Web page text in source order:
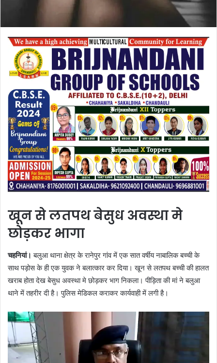
खून से लतपथ बेसुध अवस्था मे
छोड़कर भागा
चहनियां। बलुआ थाना क्षेत्र के रानेपुर गांव में एक सात वर्षीय नाबालिक बच्ची के
साथ पड़ोस के ही एक युवक ने बलात्कार कर दिया। खून से लतपथ बच्ची की हालत
खराब होता देख बेसुध अवस्था मे छोड़कर भाग निकला। पीड़िता की मां ने बलुआ
थाने में तहरीर दी है। पुलिस मेडिकल कराकर कार्यवाही में लगी है।